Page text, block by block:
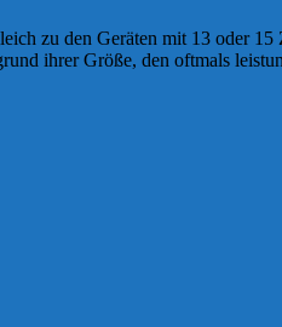
zu den Geräten mit 13 oder
ihrer Größe, den oftmals